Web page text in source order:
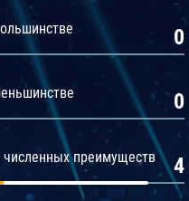
0
0
преимуществ 4